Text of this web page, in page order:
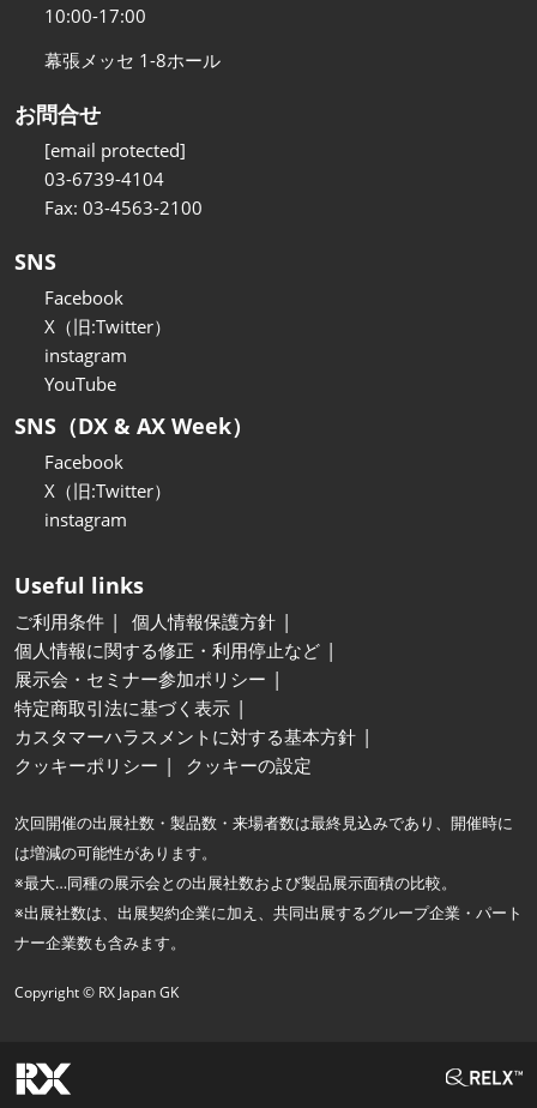
10:00-17:00
幕張メッセ 1-8ホール
お問合せ
[email protected]
03-6739-4104
Fax: 03-4563-2100
SNS
Facebook
X（旧:Twitter）
instagram
YouTube
SNS（DX & AX Week）
Facebook
X（旧:Twitter）
instagram
Useful links
ご利用条件
個人情報保護方針
個人情報に関する修正・利用停止など
展示会・セミナー参加ポリシー
特定商取引法に基づく表示
カスタマーハラスメントに対する基本方針
クッキーポリシー
クッキーの設定
次回開催の出展社数・製品数・来場者数は最終見込みであり、開催時に
は増減の可能性があります。
※最大…同種の展示会との出展社数および製品展示面積の比較。
※出展社数は、出展契約企業に加え、共同出展するグループ企業・パート
ナー企業数も含みます。
Copyright © RX Japan GK